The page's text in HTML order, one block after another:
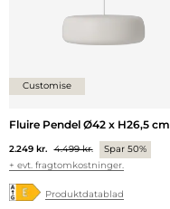
Customise
Fluire Pendel Ø42 x H26,5 cm
2.249 kr. 4.499 kr.
Spar 50%
+ evt. fragtomkostninger.
Produktdatablad